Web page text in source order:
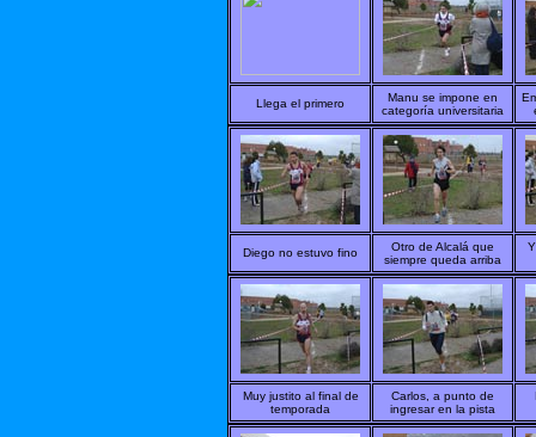
Llega el primero
Manu se impone en
categoría universitaria
Diego no estuvo fino
Otro de Alcalá que
siempre queda arriba
Muy justito al final de
temporada
Carlos, a punto de
ingresar en la pista